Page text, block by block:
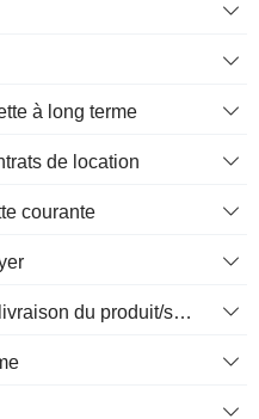
à long terme
de location
courante
Revenus collectés avant livraison du produit/service